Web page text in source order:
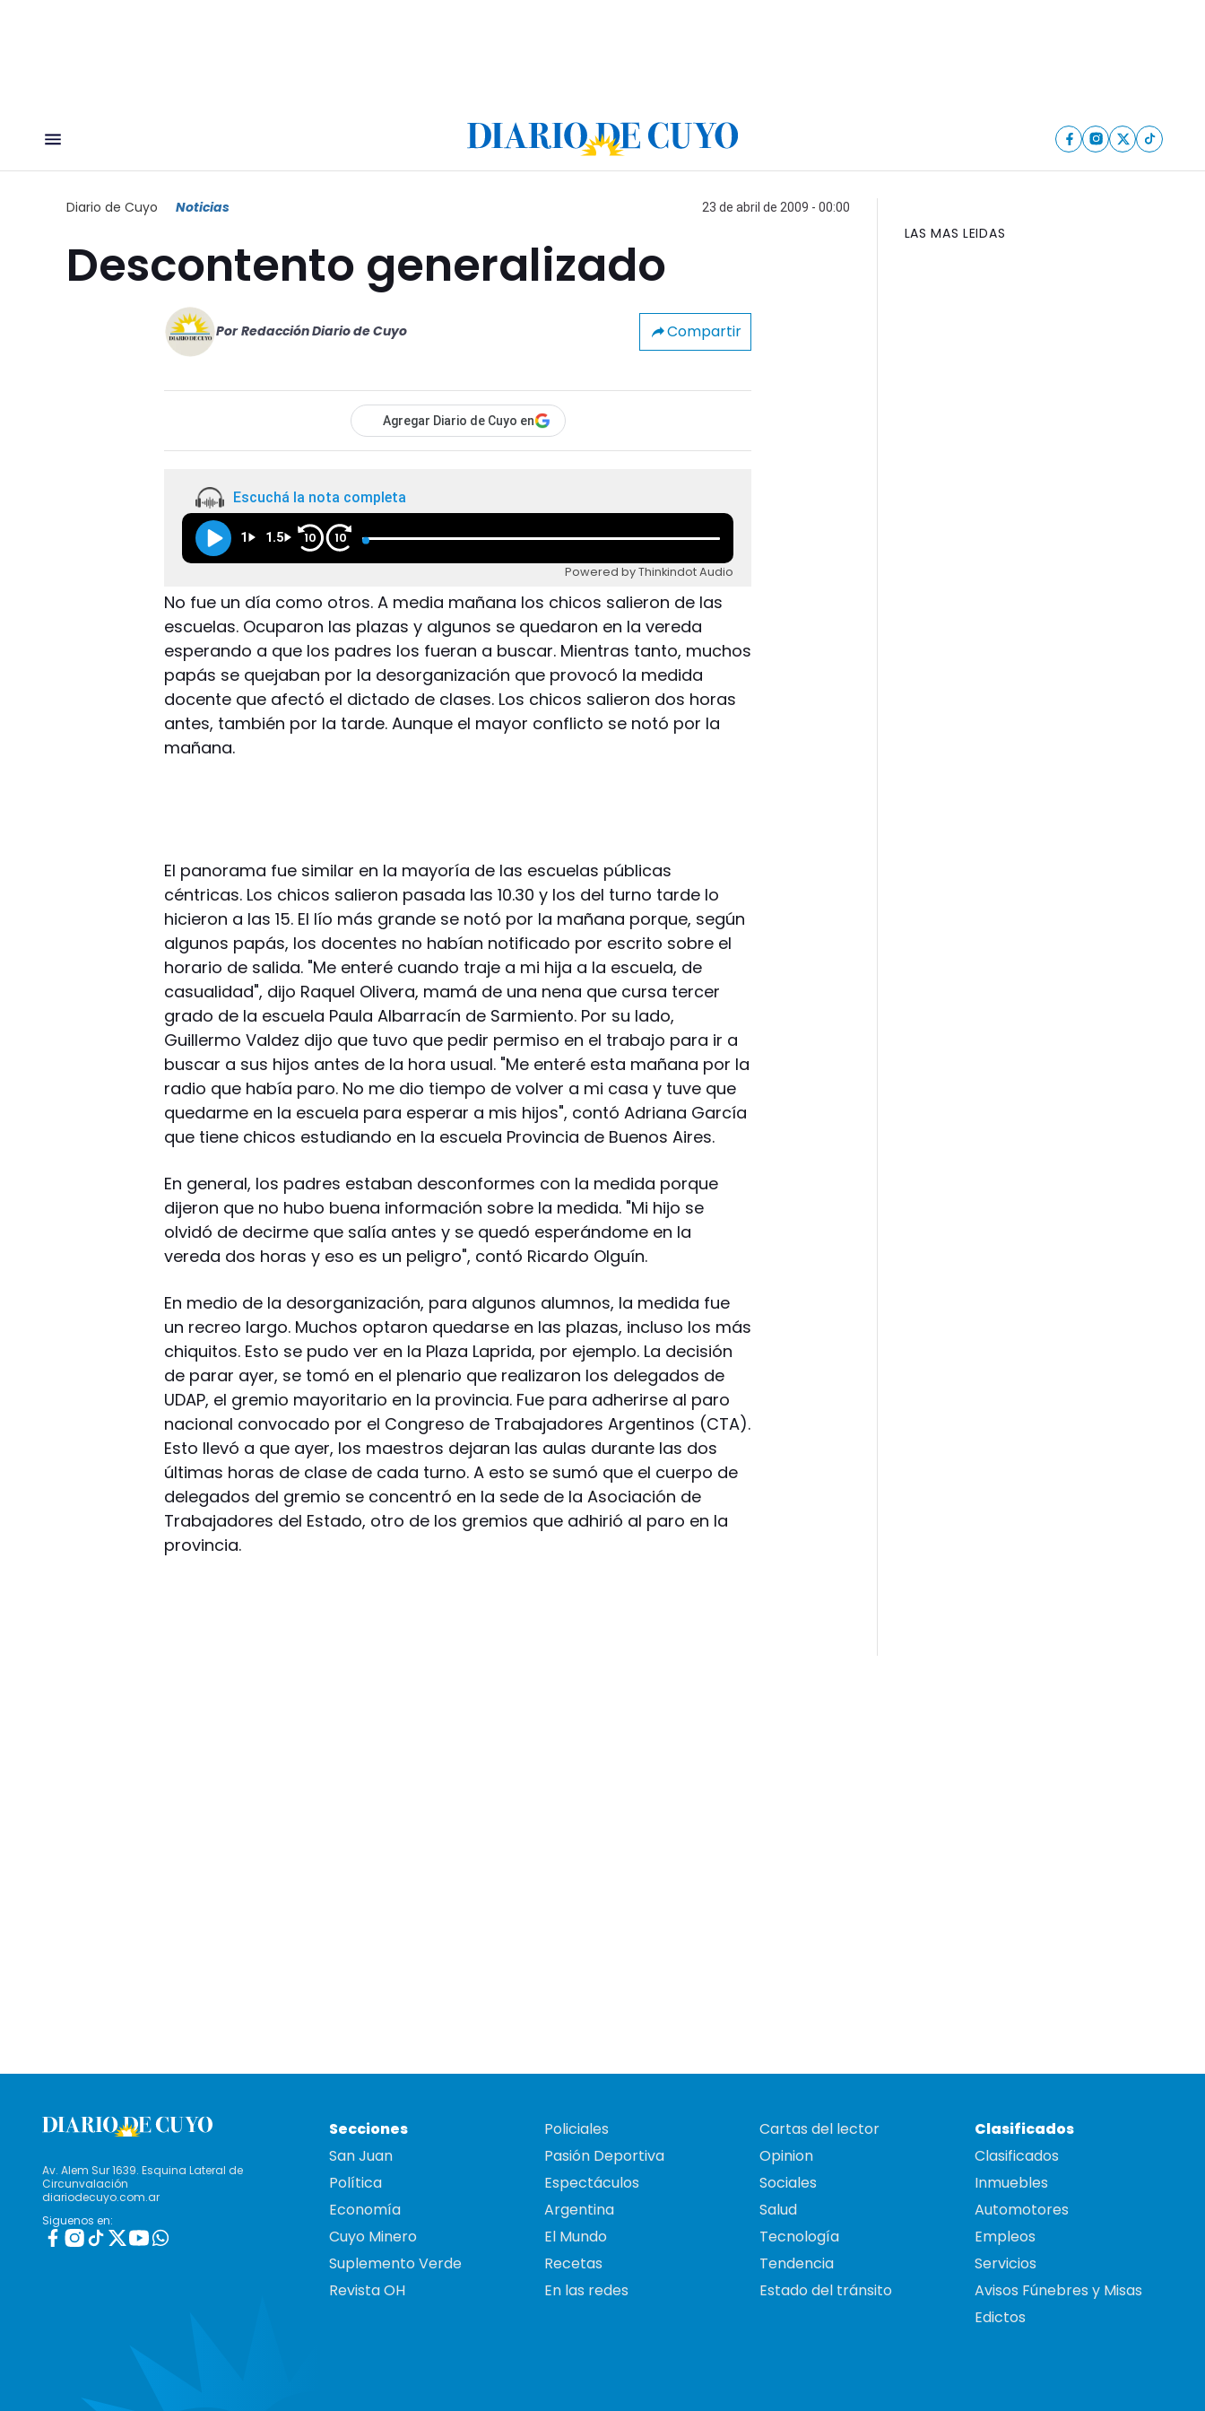
Diario de Cuyo Noticias 23 de abril de 2009 - 00:00
Descontento generalizado
Por Redacción Diario de Cuyo Compartir
Agregar Diario de Cuyo en
Escuchá la nota completa
1 1.5 10 10
Powered by Thinkindot Audio
No fue un día como otros. A media mañana los chicos salieron de las
escuelas. Ocuparon las plazas y algunos se quedaron en la vereda
esperando a que los padres los fueran a buscar. Mientras tanto, muchos
papás se quejaban por la desorganización que provocó la medida
docente que afectó el dictado de clases. Los chicos salieron dos horas
antes, también por la tarde. Aunque el mayor conflicto se notó por la
mañana.
El panorama fue similar en la mayoría de las escuelas públicas
céntricas. Los chicos salieron pasada las 10.30 y los del turno tarde lo
hicieron a las 15. El lío más grande se notó por la mañana porque, según
algunos papás, los docentes no habían notificado por escrito sobre el
horario de salida. "Me enteré cuando traje a mi hija a la escuela, de
casualidad", dijo Raquel Olivera, mamá de una nena que cursa tercer
grado de la escuela Paula Albarracín de Sarmiento. Por su lado,
Guillermo Valdez dijo que tuvo que pedir permiso en el trabajo para ir a
buscar a sus hijos antes de la hora usual. "Me enteré esta mañana por la
radio que había paro. No me dio tiempo de volver a mi casa y tuve que
quedarme en la escuela para esperar a mis hijos", contó Adriana García
que tiene chicos estudiando en la escuela Provincia de Buenos Aires.
En general, los padres estaban desconformes con la medida porque
dijeron que no hubo buena información sobre la medida. "Mi hijo se
olvidó de decirme que salía antes y se quedó esperándome en la
vereda dos horas y eso es un peligro", contó Ricardo Olguín.
En medio de la desorganización, para algunos alumnos, la medida fue
un recreo largo. Muchos optaron quedarse en las plazas, incluso los más
chiquitos. Esto se pudo ver en la Plaza Laprida, por ejemplo. La decisión
de parar ayer, se tomó en el plenario que realizaron los delegados de
UDAP, el gremio mayoritario en la provincia. Fue para adherirse al paro
nacional convocado por el Congreso de Trabajadores Argentinos (CTA).
Esto llevó a que ayer, los maestros dejaran las aulas durante las dos
últimas horas de clase de cada turno. A esto se sumó que el cuerpo de
delegados del gremio se concentró en la sede de la Asociación de
Trabajadores del Estado, otro de los gremios que adhirió al paro en la
provincia.
LAS MAS LEIDAS
Av. Alem Sur 1639. Esquina Lateral de
Circunvalación
diariodecuyo.com.ar
Siguenos en:
Secciones
San Juan
Política
Economía
Cuyo Minero
Suplemento Verde
Revista OH
Policiales
Pasión Deportiva
Espectáculos
Argentina
El Mundo
Recetas
En las redes
Cartas del lector
Opinion
Sociales
Salud
Tecnología
Tendencia
Estado del tránsito
Clasificados
Clasificados
Inmuebles
Automotores
Empleos
Servicios
Avisos Fúnebres y Misas
Edictos